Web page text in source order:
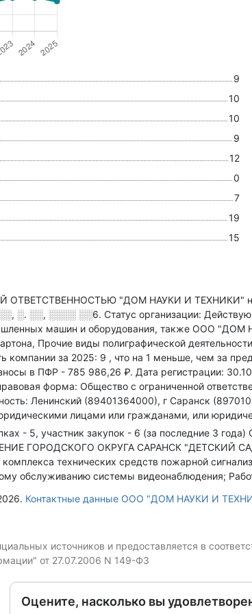
9
10
10
9
12
0
7
19
15
"ДОМ НАУКИ И ТЕХНИКИ"
░. ░░, ░░░░ ░░6. Статус организации:
машин и оборудования, также ООО "ДОМ
Прочие виды полиграфической
компании за 2025: 9 , что на 1 меньше, чем за
в ПФР - 785 986,26 ₽. Дата регистрации:
форма: Общество с ограниченной
Ленинский (89401364000), г Саранск
лицами или гражданами, или
- 5, участник закупок - 6 (за последние 3 года)
ГОРОДСКОГО ОКРУГА САРАНСК "ДЕТСКИЙ
технических средств пожарной
обслуживанию системы видеонаблюдения;
Контактные данные ООО "ДОМ НАУКИ И
источников и предоставляется в
от 27.07.2006 N 149-ФЗ
Оцените, насколько вы